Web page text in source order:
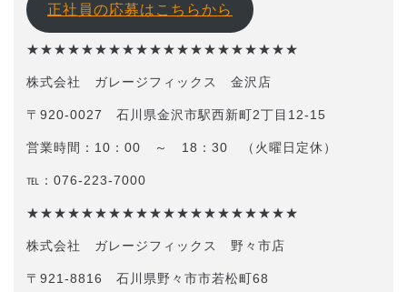
正社員の応募はこちらから
★★★★★★★★★★★★★★★★★★★★
株式会社 ガレージフィックス 金沢店
〒920-0027 石川県金沢市駅西新町2丁目12-15
営業時間：10：00 ～ 18：30 （火曜日定休）
℡：076-223-7000
★★★★★★★★★★★★★★★★★★★★
株式会社 ガレージフィックス 野々市店
〒921-8816 石川県野々市市若松町68